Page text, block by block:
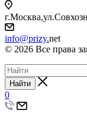
info@prizy.net
© 2026 Все права
Найти
0